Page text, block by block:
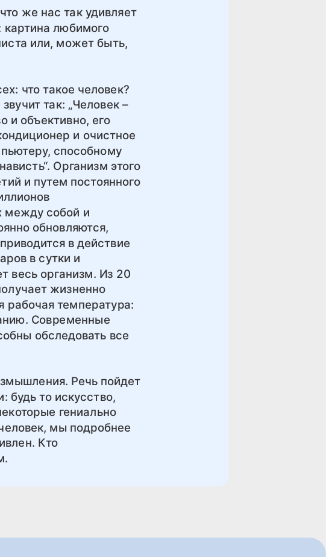
же нас так удивляет
картина любимого
или, может быть,
что такое человек?
так: „Человек –
и объективно, его
и очистное
способному
Организм этого
и путем постоянного
между собой и
обновляются,
в действие
в сутки и
весь организм. Из 20
жизненно
рабочая температура:
Современные
обследовать все
Речь пойдет
будь то искусство,
гениально
мы подробнее
Кто